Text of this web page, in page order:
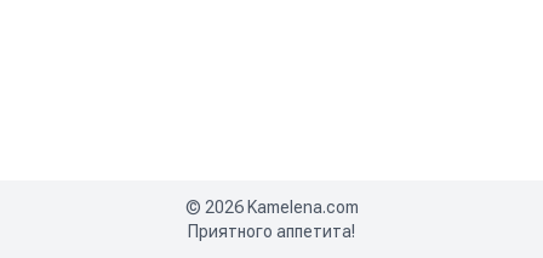
© 2026 Kamelena.com
Приятного аппетита!